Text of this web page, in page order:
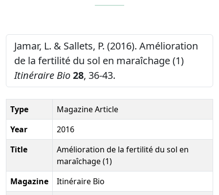
Jamar, L. & Sallets, P. (2016). Amélioration
de la fertilité du sol en maraîchage (1)
Itinéraire Bio28, 36-43.
Type
Magazine Article
Year
2016
Title
Amélioration de la fertilité du sol en
maraîchage (1)
Magazine
Itinéraire Bio